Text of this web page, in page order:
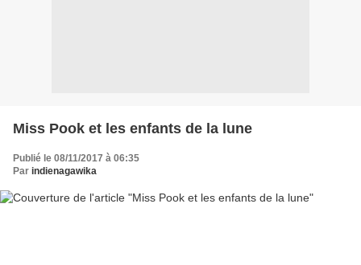
Miss Pook et les enfants de la lune
Publié le 08/11/2017 à 06:35
Par indienagawika